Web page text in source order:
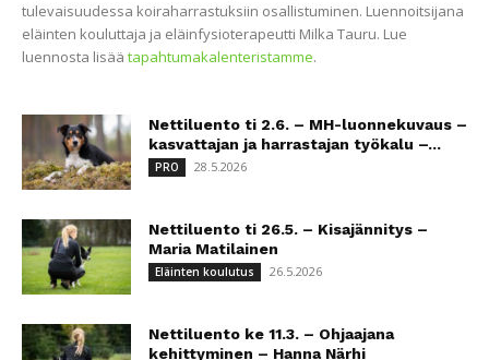
tulevaisuudessa koiraharrastuksiin osallistuminen. Luennoitsijana
eläinten kouluttaja ja eläinfysioterapeutti Milka Tauru. Lue
luennosta lisää tapahtumakalenteristamme.
Nettiluento ti 2.6. – MH-luonnekuvaus –
kasvattajan ja harrastajan työkalu –...
PRO 28.5.2026
Nettiluento ti 26.5. – Kisajännitys –
Maria Matilainen
Eläinten koulutus 26.5.2026
Nettiluento ke 11.3. – Ohjaajana
kehittyminen – Hanna Närhi